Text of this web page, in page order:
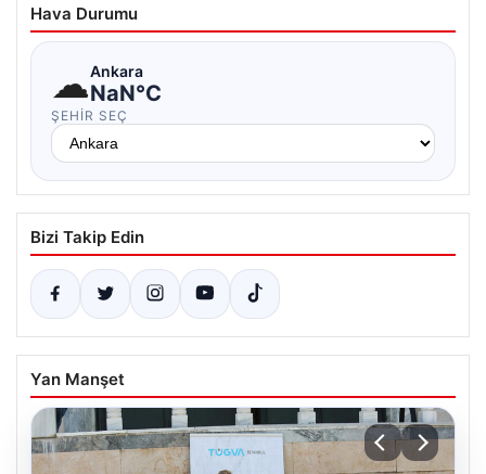
Hava Durumu
☁Ankara
NaN°C
ŞEHIR SEÇ
Bizi Takip Edin
Yan Manşet